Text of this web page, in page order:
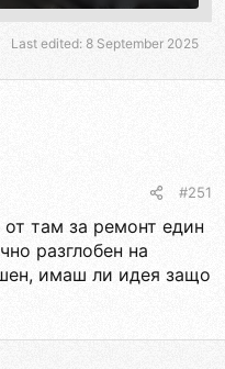
Last edited: 8 September 2025
#251
там за ремонт един
разглобен на
имаш ли идея защо